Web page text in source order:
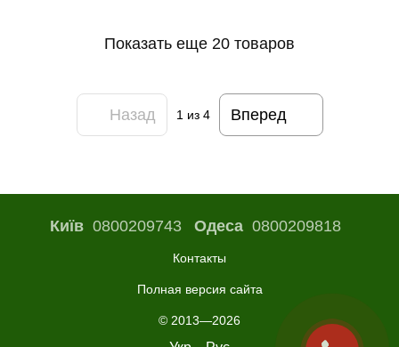
Показать еще 20 товаров
Назад 1из 4 Вперед
Київ0800209743 Одеса0800209818
Контакты
Полная версия сайта
© 2013—2026